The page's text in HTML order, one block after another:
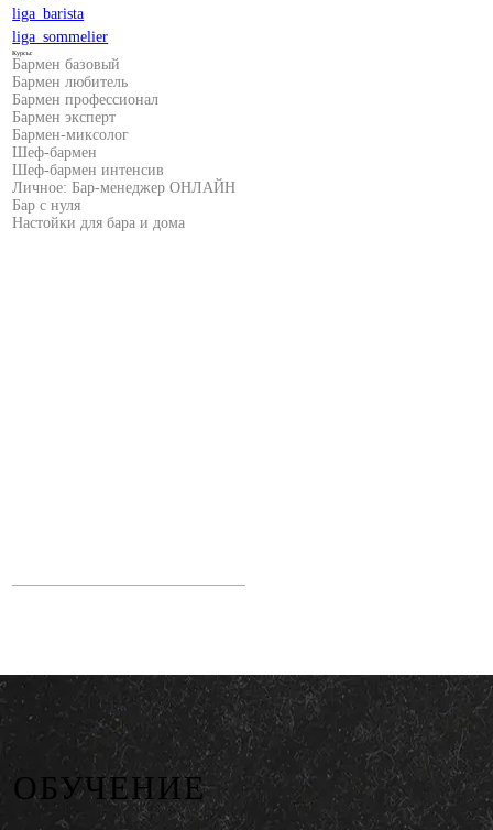
liga_barista
liga_sommelier
Курсы:
Бармен базовый
Бармен любитель
Бармен профессионал
Бармен эксперт
Бармен-миксолог
Шеф-бармен
Шеф-бармен интенсив
Личное: Бар-менеджер ОНЛАЙН
Бар с нуля
Настойки для бара и дома
ОБУЧЕНИЕ